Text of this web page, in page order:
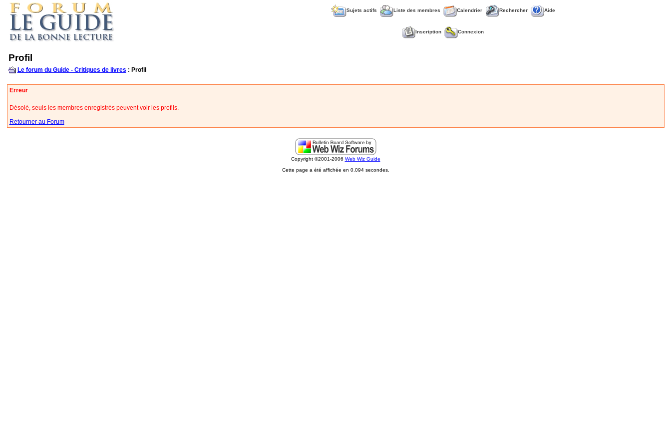
Sujets actifs Liste des membres Calendrier Rechercher Aide
Inscription Connexion
Profil
Le forum du Guide - Critiques de livres : Profil
Erreur
Désolé, seuls les membres enregistrés peuvent voir les profils.
Retourner au Forum
Copyright ©2001-2006 Web Wiz Guide
Cette page a été affichée en 0.094 secondes.